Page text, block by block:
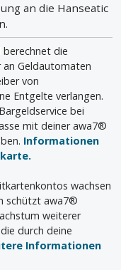
an die Hanseatic
berechnet die
an Geldautomaten
von
Entgelte verlangen.
bei
mit deiner awa7®
Informationen
wachsen
schützt awa7®
weiterer
durch deine
Informationen